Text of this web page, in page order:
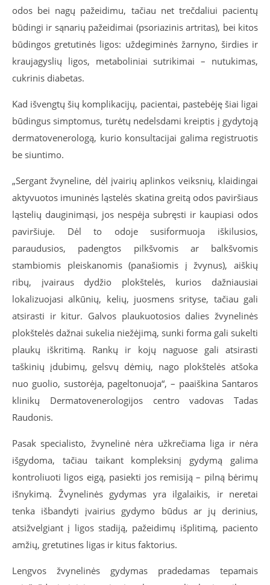
odos bei nagų pažeidimu, tačiau net trečdaliui pacientų
būdingi ir sąnarių pažeidimai (psoriazinis artritas), bei kitos
būdingos gretutinės ligos: uždegiminės žarnyno, širdies ir
kraujagyslių ligos, metaboliniai sutrikimai – nutukimas,
cukrinis diabetas.
Kad išvengtų šių komplikacijų, pacientai, pastebėję šiai ligai
būdingus simptomus, turėtų nedelsdami kreiptis į gydytoją
dermatovenerologą, kurio konsultacijai galima registruotis
be siuntimo.
„Sergant žvyneline, dėl įvairių aplinkos veiksnių, klaidingai
aktyvuotos imuninės ląstelės skatina greitą odos paviršiaus
ląstelių dauginimąsi, jos nespėja subręsti ir kaupiasi odos
paviršiuje. Dėl to odoje susiformuoja iškilusios,
paraudusios, padengtos pilkšvomis ar balkšvomis
stambiomis pleiskanomis (panašiomis į žvynus), aiškių
ribų, įvairaus dydžio plokštelės, kurios dažniausiai
lokalizuojasi alkūnių, kelių, juosmens srityse, tačiau gali
atsirasti ir kitur. Galvos plaukuotosios dalies žvynelinės
plokštelės dažnai sukelia niežėjimą, sunki forma gali sukelti
plaukų iškritimą. Rankų ir kojų naguose gali atsirasti
taškinių įdubimų, gelsvų dėmių, nago plokštelės atšoka
nuo guolio, sustorėja, pageltonuoja“, – paaiškina Santaros
klinikų Dermatovenerologijos centro vadovas Tadas
Raudonis.
Pasak specialisto, žvynelinė nėra užkrečiama liga ir nėra
išgydoma, tačiau taikant kompleksinį gydymą galima
kontroliuoti ligos eigą, pasiekti jos remisiją – pilną bėrimų
išnykimą. Žvynelinės gydymas yra ilgalaikis, ir neretai
tenka išbandyti įvairius gydymo būdus ar jų derinius,
atsižvelgiant į ligos stadiją, pažeidimų išplitimą, paciento
amžių, gretutines ligas ir kitus faktorius.
Lengvos žvynelinės gydymas pradedamas tepamais